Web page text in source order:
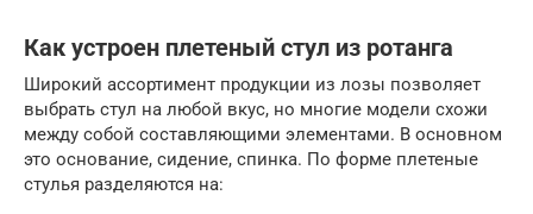
Как устроен плетеный стул из ротанга
Широкий ассортимент продукции из лозы позволяет
выбрать стул на любой вкус, но многие модели схожи
между собой составляющими элементами. В основном
это основание, сидение, спинка. По форме плетеные
стулья разделяются на: